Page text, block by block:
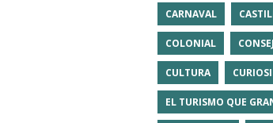
CARNAVAL
COLONIAL
CULTURA
EL TURISMO QUE